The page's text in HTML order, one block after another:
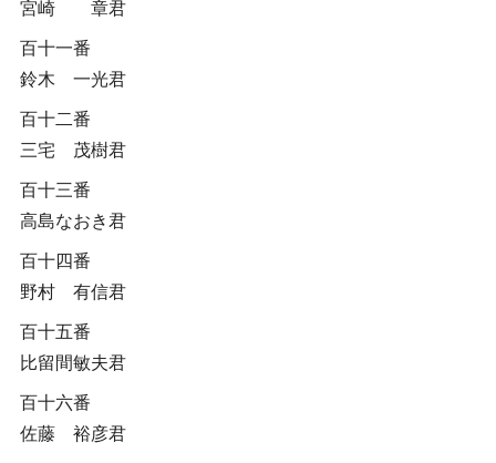
宮崎 章君
百十一番
鈴木 一光君
百十二番
三宅 茂樹君
百十三番
高島なおき君
百十四番
野村 有信君
百十五番
比留間敏夫君
百十六番
佐藤 裕彦君